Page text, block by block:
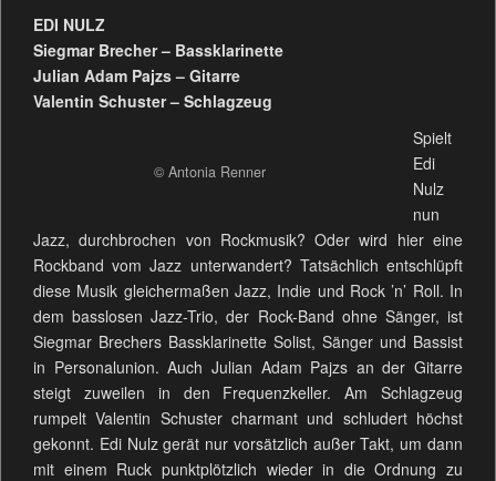
EDI NULZ
Siegmar Brecher – Bassklarinette
Julian Adam Pajzs – Gitarre
Valentin Schuster – Schlagzeug
© Antonia Renner
Spielt
Edi
Nulz
nun
Jazz, durchbrochen von Rockmusik? Oder wird hier eine
Rockband vom Jazz unterwandert? Tatsächlich entschlüpft
diese Musik gleichermaßen Jazz, Indie und Rock ’n’ Roll. In
dem basslosen Jazz-Trio, der Rock-Band ohne Sänger, ist
Siegmar Brechers Bassklarinette Solist, Sänger und Bassist
in Personalunion. Auch Julian Adam Pajzs an der Gitarre
steigt zuweilen in den Frequenzkeller. Am Schlagzeug
rumpelt Valentin Schuster charmant und schludert höchst
gekonnt. Edi Nulz gerät nur vorsätzlich außer Takt, um dann
mit einem Ruck punktplötzlich wieder in die Ordnung zu